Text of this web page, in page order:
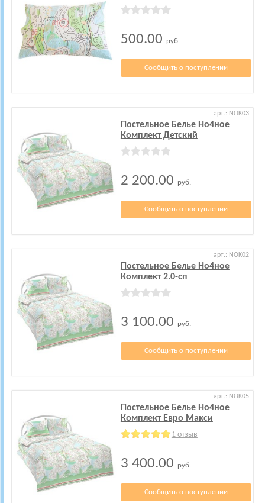
500.00 руб.
Сообщить о поступлении
арт.: NOK03
Постельное Белье Но4ное
Комплект Детский
2 200.00 руб.
Сообщить о поступлении
арт.: NOK02
Постельное Белье Но4ное
Комплект 2.0-сп
3 100.00 руб.
Сообщить о поступлении
арт.: NOK05
Постельное Белье Но4ное
Комплект Евро Макси
1 отзыв
3 400.00 руб.
Сообщить о поступлении